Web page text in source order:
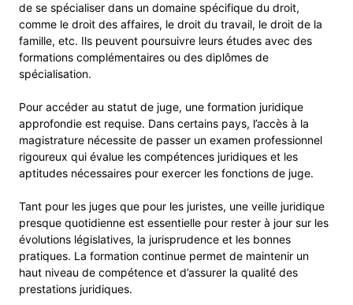
de se spécialiser dans un domaine spécifique du droit,
comme le droit des affaires, le droit du travail, le droit de la
famille, etc. Ils peuvent poursuivre leurs études avec des
formations complémentaires ou des diplômes de
spécialisation.
Pour accéder au statut de juge, une formation juridique
approfondie est requise. Dans certains pays, l’accès à la
magistrature nécessite de passer un examen professionnel
rigoureux qui évalue les compétences juridiques et les
aptitudes nécessaires pour exercer les fonctions de juge.
Tant pour les juges que pour les juristes, une veille juridique
presque quotidienne est essentielle pour rester à jour sur les
évolutions législatives, la jurisprudence et les bonnes
pratiques. La formation continue permet de maintenir un
haut niveau de compétence et d’assurer la qualité des
prestations juridiques.